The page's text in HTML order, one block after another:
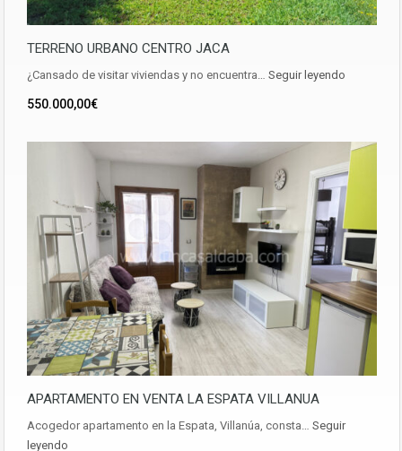
TERRENO URBANO CENTRO JACA
¿Cansado de visitar viviendas y no encuentra… Seguir leyendo
550.000,00€
APARTAMENTO EN VENTA LA ESPATA VILLANUA
Acogedor apartamento en la Espata, Villanúa, consta… Seguir
leyendo